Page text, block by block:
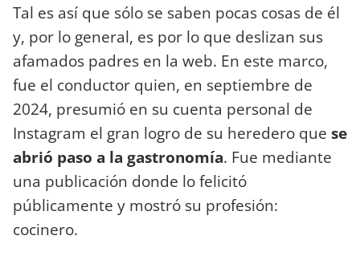
Tal es así que sólo se saben pocas cosas de él
y, por lo general, es por lo que deslizan sus
afamados padres en la web. En este marco,
fue el conductor quien, en septiembre de
2024, presumió en su cuenta personal de
Instagram el gran logro de su heredero que se
abrió paso a la gastronomía. Fue mediante
una publicación donde lo felicitó
públicamente y mostró su profesión:
cocinero.